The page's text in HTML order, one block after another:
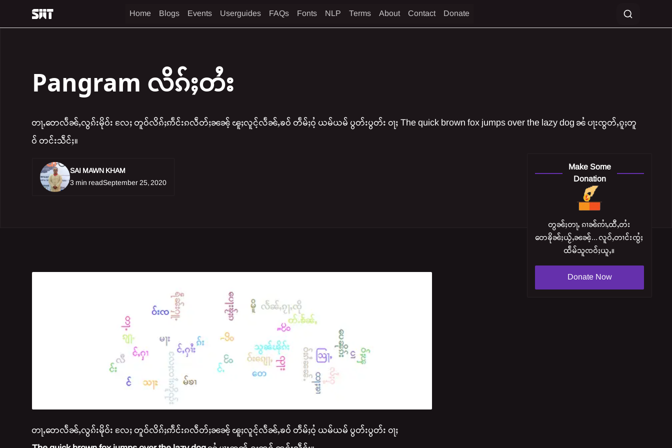
Home Blogs Events Userguides FAQs Fonts NLP Terms About Contact Donate
Pangram လိၵ်ႈတႆး
တႃႇတေလႅၼ်ႇလွၵ်းမိုဝ်း လႄႈ တူဝ်လိၵ်ႈဢႅင်းၵလဵတ်ႈၼၼ်ႉ ၽူႈလူင်ႉလႅၼ်ႇၶဝ် တႅမ်ႈဝႆႉ ယမ်ယမ် ပွတ်းပွတ်း ဝႃႈ The quick brown fox jumps over the lazy dog ၼႆ ပႃးၸွတ်ႇၵူႈတူ
ဝ် တင်းသဵင်ႈ။
SAI MAWN KHAM
3 min readSeptember 25, 2020
တႃႇတေလႅၼ်ႇလွၵ်းမိုဝ်း လႄႈ တူဝ်လိၵ်ႈဢႅင်းၵလဵတ်ႈၼၼ်ႉ ၽူႈလူင်ႉလႅၼ်ႇၶဝ် တႅမ်ႈဝႆႉ ယမ်ယမ် ပွတ်းပွတ်း ဝႃႈ
Make Some
Donation
တွၼ်ႈတႃႇ ၵၢၼ်ဢၢႆႇထီႇတႆး
တေၶိုၼ်ႈယႂ်ႇၼၼ်ႉ... လူဝ်ႇတၢင်းၸွႆႈ
ထႅမ်သူၸဝ်ႈယူႇ။
Donate Now